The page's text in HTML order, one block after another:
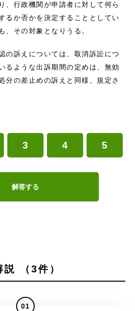
、行政機関が申請者に対して何ら
るか否かを決定することとしてい
、その対象となりうる。
の訴えについては、取消訴訟につ
るような出訴期間の定めは、無効
分の差止めの訴えと同様、規定さ
3 4 5
解答する
（3件）
01